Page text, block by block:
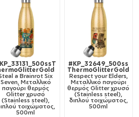
a Brainrot Six
Seven, Μεταλλικό
παγούρι θερμός
Glitter χρυσό
(Stainless steel),
τοιχώματος,
500ml
#KP_32649_500ss
ThermoGlitterGold
Respect your Elders,
Μεταλλικό παγούρι
θερμός Glitter χρυσό
(Stainless steel),
διπλού τοιχώματος,
500ml